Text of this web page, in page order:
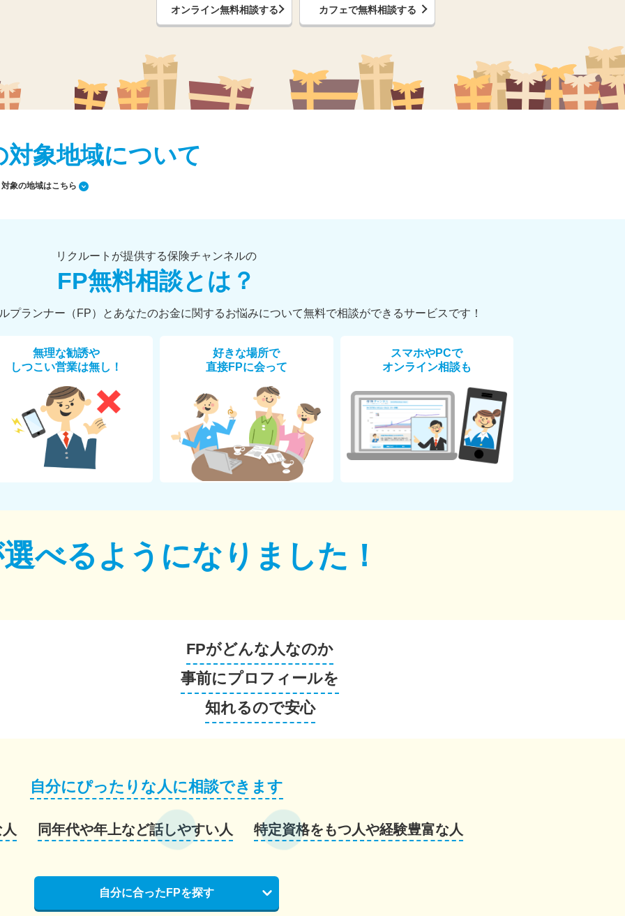
オンライン無料相談する カフェで無料相談する
対象地域について
対象の地域はこちら
リクルートが提供する保険チャンネルの
FP無料相談とは？
プランナー（FP）とあなたのお金に関するお悩みについて無料で相談ができるサービスです！
無理な勧誘や
しつこい営業は無し！
好きな場所で
直接FPに会って
スマホやPCで
オンライン相談も
べるようになりました！
FPがどんな人なのか
事前にプロフィールを
知れるので安心
自分にぴったりな人に相談できます
同年代や年上など話しやすい人 特定資格をもつ人や経験豊富な人
自分に合ったFPを探す